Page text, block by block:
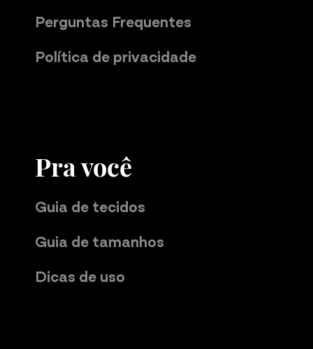
Perguntas Frequentes
Política de privacidade
Pra você
Guia de tecidos
Guia de tamanhos
Dicas de uso